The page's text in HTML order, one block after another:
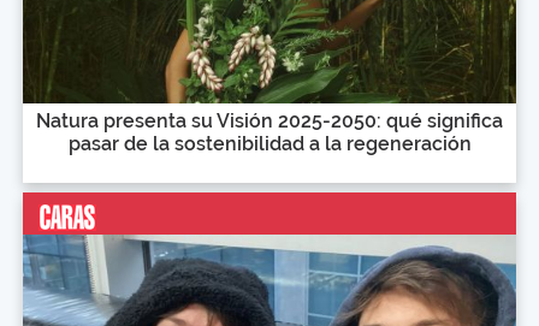
Natura presenta su Visión 2025-2050: qué significa
pasar de la sostenibilidad a la regeneración